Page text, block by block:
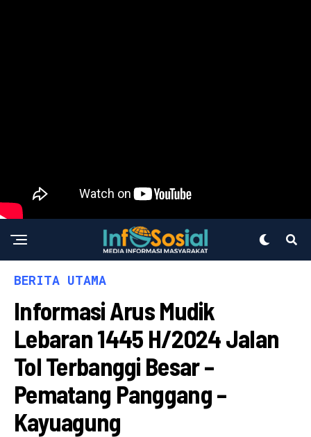
BERITA UTAMA
Informasi Arus Mudik
Lebaran 1445 H/2024 Jalan
Tol Terbanggi Besar –
Pematang Panggang –
Kayuagung